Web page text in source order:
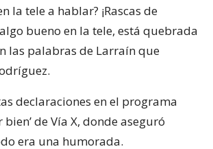
la tele a hablar? ¡Rascas de
bueno en la tele, está quebrada
las palabras de Larraín que
declaraciones en el programa
bien’ de Vía X, donde aseguró
era una humorada.